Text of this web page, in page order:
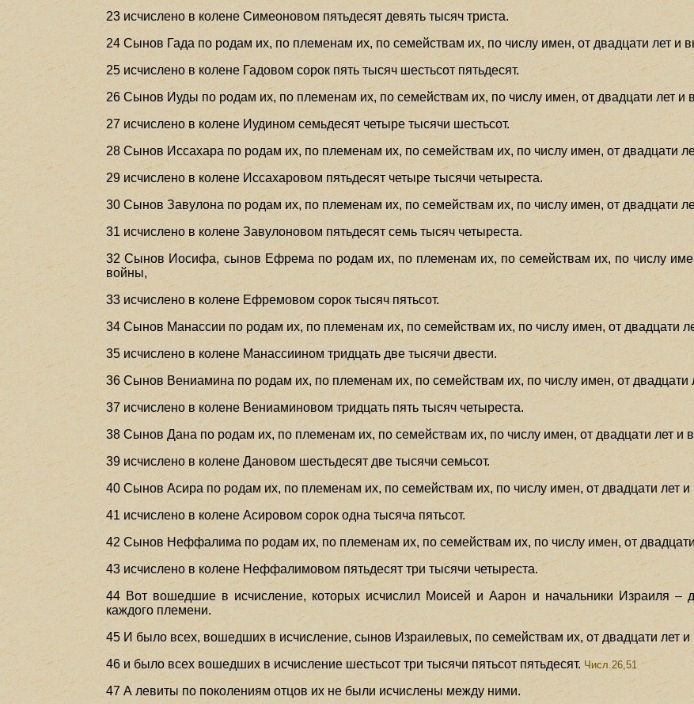
23 исчислено в колене Симеоновом пятьдесят девять тысяч триста.
24 Сынов Гада по родам их, по племенам их, по семействам их, по числу имен, от двадцати лет и
25 исчислено в колене Гадовом сорок пять тысяч шестьсот пятьдесят.
26 Сынов Иуды по родам их, по племенам их, по семействам их, по числу имен, от двадцати лет
27 исчислено в колене Иудином семьдесят четыре тысячи шестьсот.
28 Сынов Иссахара по родам их, по племенам их, по семействам их, по числу имен, от двадцати
29 исчислено в колене Иссахаровом пятьдесят четыре тысячи четыреста.
30 Сынов Завулона по родам их, по племенам их, по семействам их, по числу имен, от двадцати
31 исчислено в колене Завулоновом пятьдесят семь тысяч четыреста.
32 Сынов Иосифа, сынов Ефрема по родам их, по племенам их, по семействам их, по числу
войны,
33 исчислено в колене Ефремовом сорок тысяч пятьсот.
34 Сынов Манассии по родам их, по племенам их, по семействам их, по числу имен, от двадцати
35 исчислено в колене Манассиином тридцать две тысячи двести.
36 Сынов Вениамина по родам их, по племенам их, по семействам их, по числу имен, от
37 исчислено в колене Вениаминовом тридцать пять тысяч четыреста.
38 Сынов Дана по родам их, по племенам их, по семействам их, по числу имен, от двадцати лет и
39 исчислено в колене Дановом шестьдесят две тысячи семьсот.
40 Сынов Асира по родам их, по племенам их, по семействам их, по числу имен, от двадцати лет
41 исчислено в колене Асировом сорок одна тысяча пятьсот.
42 Сынов Неффалима по родам их, по племенам их, по семействам их, по числу имен, от
43 исчислено в колене Неффалимовом пятьдесят три тысячи четыреста.
44 Вот вошедшие в исчисление, которых исчислил Моисей и Аарон и начальники Израиля –
каждого племени.
45 И было всех, вошедших в исчисление, сынов Израилевых, по семействам их, от двадцати лет
46 и было всех вошедших в исчисление шестьсот три тысячи пятьсот пятьдесят. Числ.26,51
47 А левиты по поколениям отцов их не были исчислены между ними.